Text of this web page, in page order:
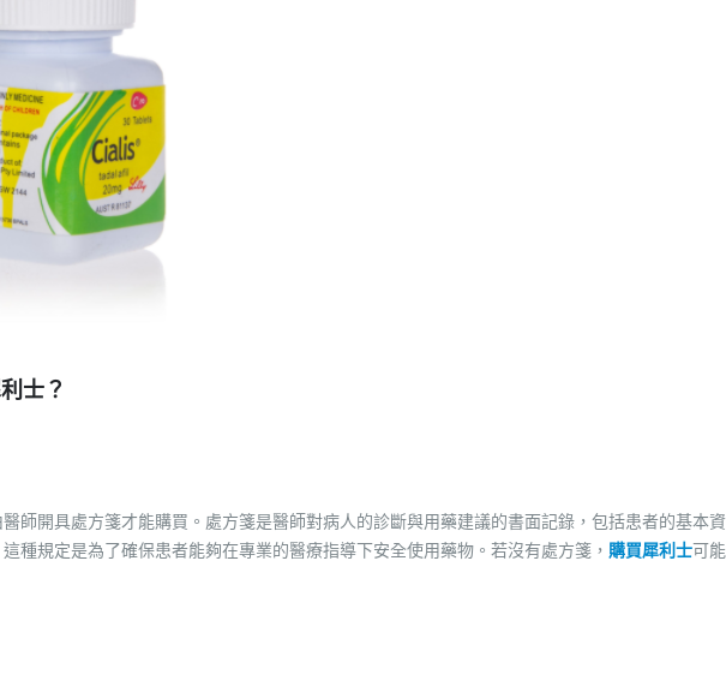
士？
師開具處方箋才能購買。處方箋是醫師對病人的診斷與用藥建議的書面記錄，包括患者的基本
種規定是為了確保患者能夠在專業的醫療指導下安全使用藥物。若沒有處方箋， 購買犀利士可